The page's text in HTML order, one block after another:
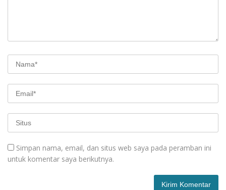
Simpan nama, email, dan situs web saya pada peramban ini
untuk komentar saya berikutnya.